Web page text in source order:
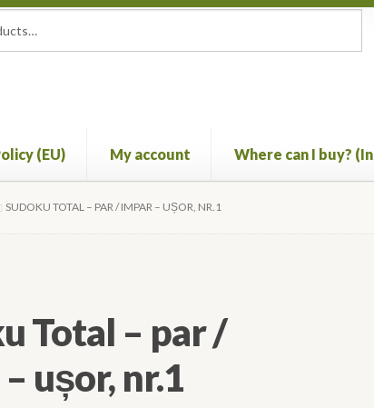
(EU) My account Where can I buy?
can I buy? (International availability)
SUDOKU TOTAL – PAR / IMPAR – UȘOR, NR.1
Total – par /
ușor, nr.1